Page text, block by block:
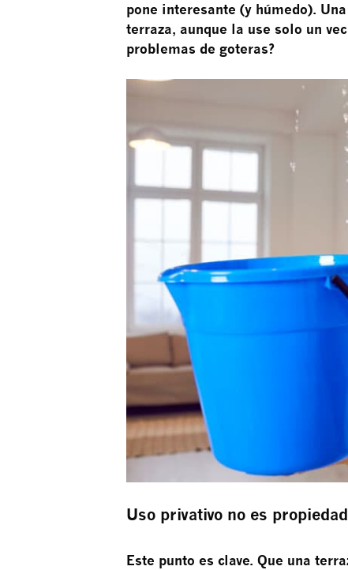
pone interesante (y húmedo).
terraza, aunque la use solo un
problemas de goteras?
Uso privativo no es propiedad
Este punto es clave. Que una